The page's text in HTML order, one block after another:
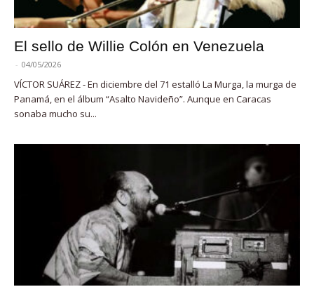
El sello de Willie Colón en Venezuela
- 04/05/2026
VÍCTOR SUÁREZ - En diciembre del 71 estalló La Murga, la murga de
Panamá, en el álbum “Asalto Navideño”. Aunque en Caracas
sonaba mucho su...